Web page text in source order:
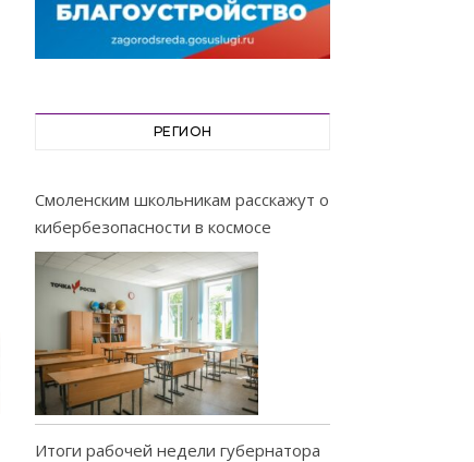
РЕГИОН
Смоленским школьникам расскажут о
кибербезопасности в космосе
Итоги рабочей недели губернатора